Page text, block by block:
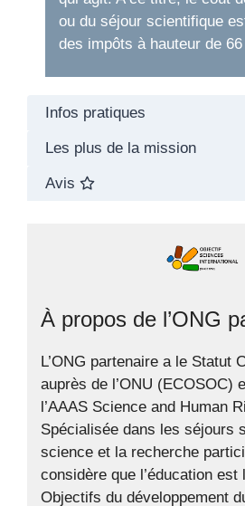
ou du séjour scientifique
des impôts à hauteur de
Infos pratiques
Les plus de la mission
Avis
À propos de l’ONG
L’ONG partenaire a le Statut
auprès de l’ONU (ECOSOC)
l’AAAS Science and Human
Spécialisée dans les séjours
science et la recherche
considère que l’éducation est
Objectifs du développement